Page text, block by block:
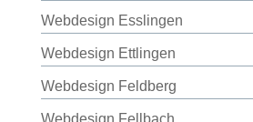
Webdesign Esslingen
Webdesign Ettlingen
Webdesign Feldberg
Webdesign Fellbach